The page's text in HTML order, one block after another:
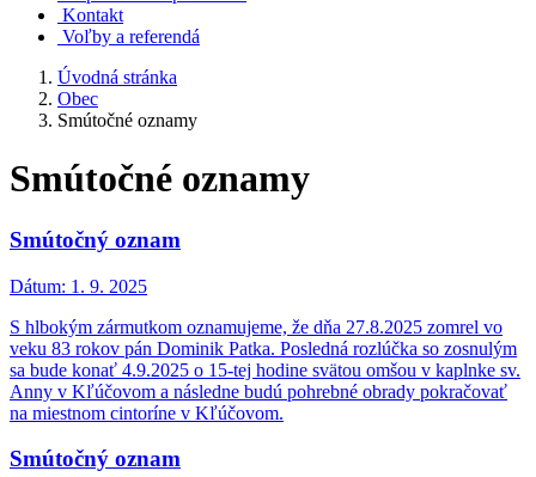
Kontakt
Voľby a referendá
Úvodná stránka
Obec
Smútočné oznamy
Smútočné oznamy
Smútočný oznam
Dátum: 1. 9. 2025
S hlbokým zármutkom oznamujeme, že dňa 27.8.2025 zomrel vo
veku 83 rokov pán Dominik Patka. Posledná rozlúčka so zosnulým
sa bude konať 4.9.2025 o 15-tej hodine svätou omšou v kaplnke sv.
Anny v Kľúčovom a následne budú pohrebné obrady pokračovať
na miestnom cintoríne v Kľúčovom.
Smútočný oznam